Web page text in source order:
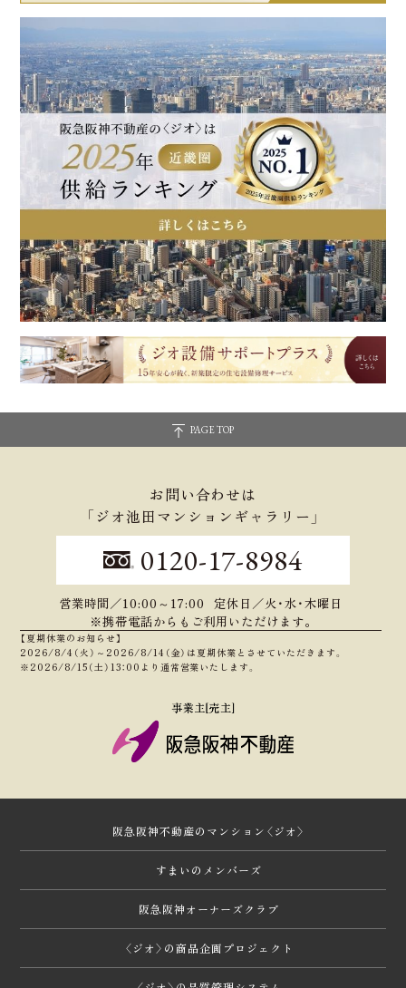
PAGE TOP
お問い合わせは
「ジオ池田マンションギャラリー」
0120-17-8984
営業時間／10:00～17:00 定休日／火・水・木曜日
※携帯電話からもご利用いただけます｡
【夏期休業のお知らせ】
2026/8/4（火）～2026/8/14（金）は夏期休業とさせていただきます。
※2026/8/15（土）13：00より通常営業いたします。
阪急阪神不動産のマンション〈ジオ〉
すまいのメンバーズ
阪急阪神オーナーズクラブ
〈ジオ〉の商品企画プロジェクト